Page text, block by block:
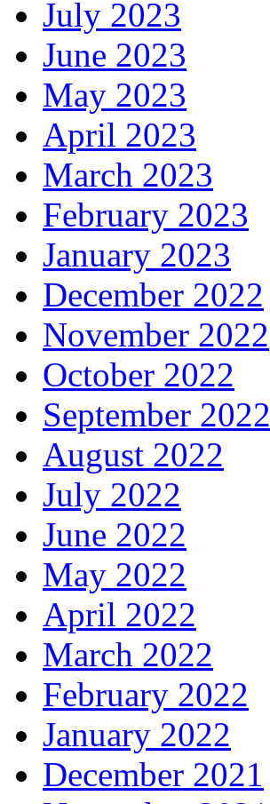
July 2023
June 2023
May 2023
April 2023
March 2023
February 2023
January 2023
December 2022
November 2022
October 2022
September 2022
August 2022
July 2022
June 2022
May 2022
April 2022
March 2022
February 2022
January 2022
December 2021